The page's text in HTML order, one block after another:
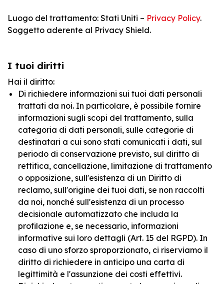
Luogo del trattamento: Stati Uniti – Privacy Policy.
Soggetto aderente al Privacy Shield.
I tuoi diritti
Hai il diritto:
Di richiedere informazioni sui tuoi dati personali
trattati da noi. In particolare, è possibile fornire
informazioni sugli scopi del trattamento, sulla
categoria di dati personali, sulle categorie di
destinatari a cui sono stati comunicati i dati, sul
periodo di conservazione previsto, sul diritto di
rettifica, cancellazione, limitazione di trattamento
o opposizione, sull'esistenza di un Diritto di
reclamo, sull'origine dei tuoi dati, se non raccolti
da noi, nonché sull'esistenza di un processo
decisionale automatizzato che includa la
profilazione e, se necessario, informazioni
informative sui loro dettagli (Art. 15 del RGPD). In
caso di uno sforzo sproporzionato, ci riserviamo il
diritto di richiedere in anticipo una carta di
legittimità e l'assunzione dei costi effettivi.